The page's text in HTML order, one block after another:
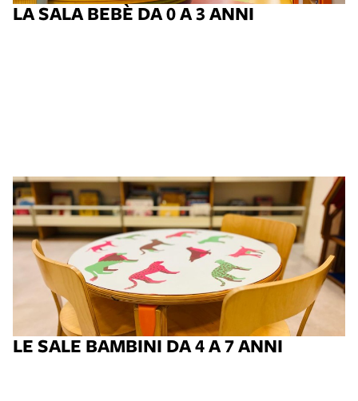
LA SALA BEBÈ DA 0 A 3 ANNI
LE SALE BAMBINI DA 4 A 7 ANNI